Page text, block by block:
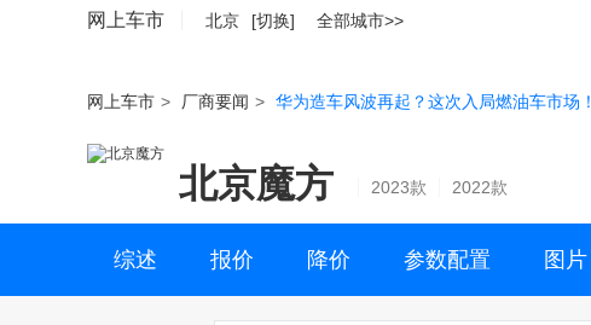
网上车市 北京 [切换] 全部城市>>
网上车市 > 厂商要闻 > 华为造车风波再起？这次入局燃油车市场！
北京魔方 2023款 2022款
综述 报价 降价 参数配置 图片